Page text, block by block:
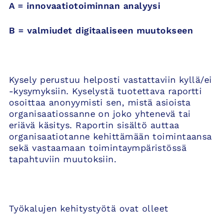
A = innovaatiotoiminnan analyysi
B = valmiudet digitaaliseen muutokseen
Kysely perustuu helposti vastattaviin kyllä/ei
-kysymyksiin. Kyselystä tuotettava raportti
osoittaa anonyymisti sen, mistä asioista
organisaatiossanne on joko yhtenevä tai
eriävä käsitys. Raportin sisältö auttaa
organisaatiotanne kehittämään toimintaansa
sekä vastaamaan toimintaympäristössä
tapahtuviin muutoksiin.
Työkalujen kehitystyötä ovat olleet